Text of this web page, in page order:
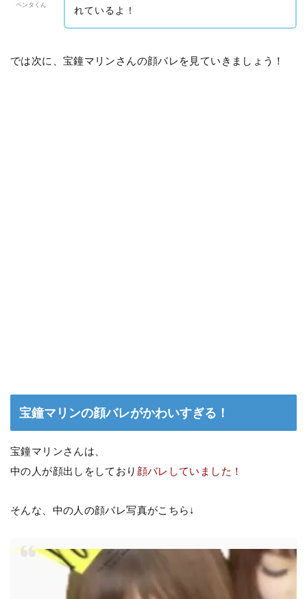
ペンタくん
れているよ！
では次に、宝鐘マリンさんの顔バレを見ていきましょう！
宝鐘マリンの顔バレがかわいすぎる！
宝鐘マリンさんは、
中の人が顔出しをしており 顔バレしていました！
そんな、中の人の顔バレ写真がこちら↓